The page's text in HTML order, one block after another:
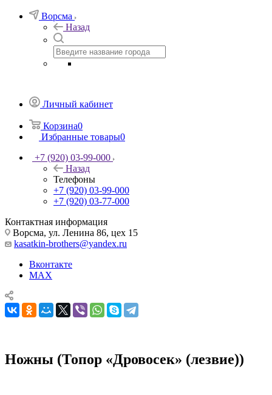
Ворсма
Назад
Личный кабинет
Корзина0
Избранные товары0
+7 (920) 03-99-000
Назад
Телефоны
+7 (920) 03-99-000
+7 (920) 03-77-000
Контактная информация
Ворсма, ул. Ленина 86, цех 15
kasatkin-brothers@yandex.ru
Вконтакте
MAX
Ножны (Топор «Дровосек» (лезвие))